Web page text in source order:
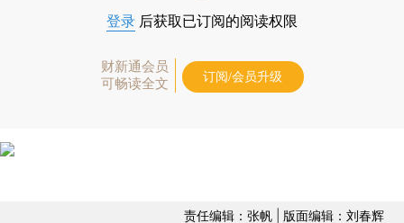
登录 后获取已订阅的阅读权限
财新通会员
可畅读全文
订阅/会员升级
责任编辑：张帆 | 版面编辑：刘春辉